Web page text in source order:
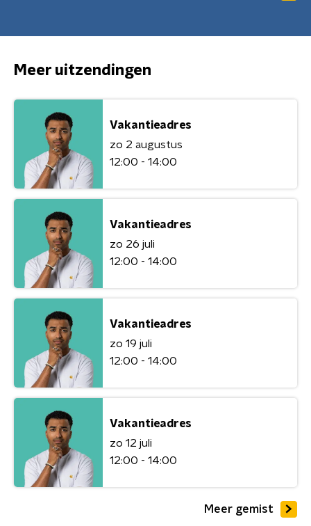
Meer uitzendingen
Vakantieadres
zo 2 augustus
12:00 - 14:00
Vakantieadres
zo 26 juli
12:00 - 14:00
Vakantieadres
zo 19 juli
12:00 - 14:00
Vakantieadres
zo 12 juli
12:00 - 14:00
Meer gemist